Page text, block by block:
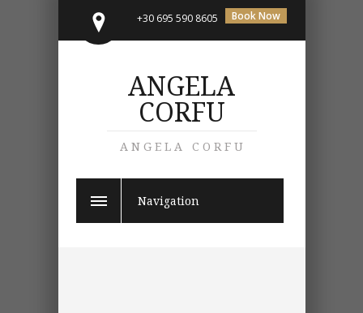
Book Now
+30 695 590 8605
ANGELA
CORFU
ANGELA CORFU
Navigation